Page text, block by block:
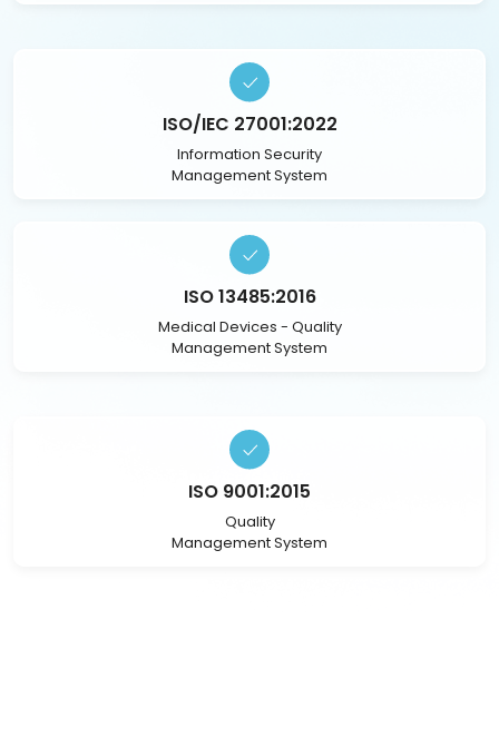
ISO/IEC 27001:2022
Information Security
Management System
ISO 13485:2016
Medical Devices - Quality
Management System
ISO 9001:2015
Quality
Management System